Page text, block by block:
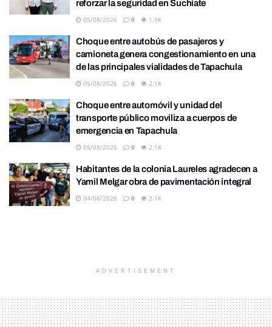
reforzar la seguridad en Suchiate
05/08/2026 0 1.9K
Choque entre autobús de pasajeros y
camioneta genera congestionamiento en una
de las principales vialidades de Tapachula
05/08/2026 0 2.1K
Choque entre automóvil y unidad del
transporte público moviliza a cuerpos de
emergencia en Tapachula
05/08/2026 0 2.1K
Habitantes de la colonia Laureles agradecen a
Yamil Melgar obra de pavimentación integral
04/08/2026 0 2.1K
ADVERTISEMENT